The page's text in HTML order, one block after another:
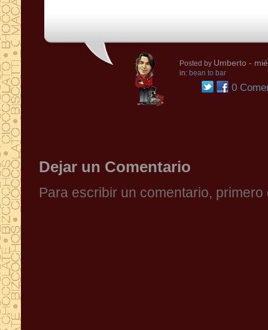
Posted by Umberto -
in: bean to bar
0
Dejar un Comentario
Para escribir un comentario,